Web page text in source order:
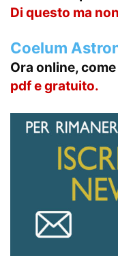
Di questo ma
Coelum
Ora online,
pdf e gratuito.